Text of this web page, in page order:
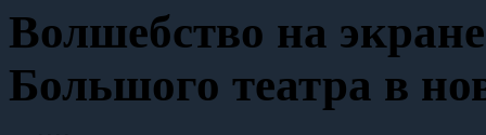
Волшебство на
Большого театра в